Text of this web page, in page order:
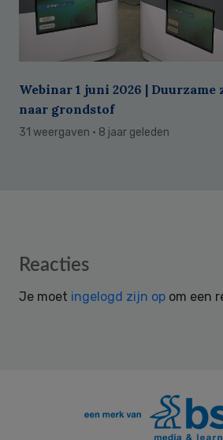
Webinar 1 juni 2026 | Duurzame
naar grondstof
31 weergaven · 8 jaar geleden
Reader
Reacties
Je moet ingelogd zijn op om een